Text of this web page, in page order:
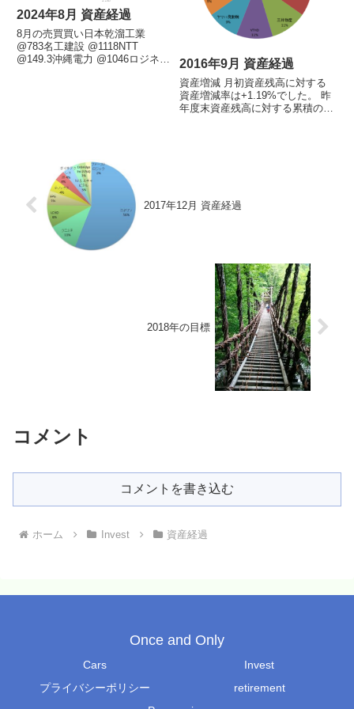
2024年8月 資産経過
8月の売買買い日本乾溜工業
@783名工建設 @1118NTT
@149.3沖縄電力 @1046ロジネッ
2016年9月 資産経過
資産増減 月初資産残高に対する
資産増減率は+1.19%でした。 昨
年度末資産残高に対する累積の損
2017年12月 資産経過
2018年の目標
コメント
コメントを書き込む
ホーム Invest 資産経過
Once and Only
Cars
Invest
プライバシーポリシー
retirement